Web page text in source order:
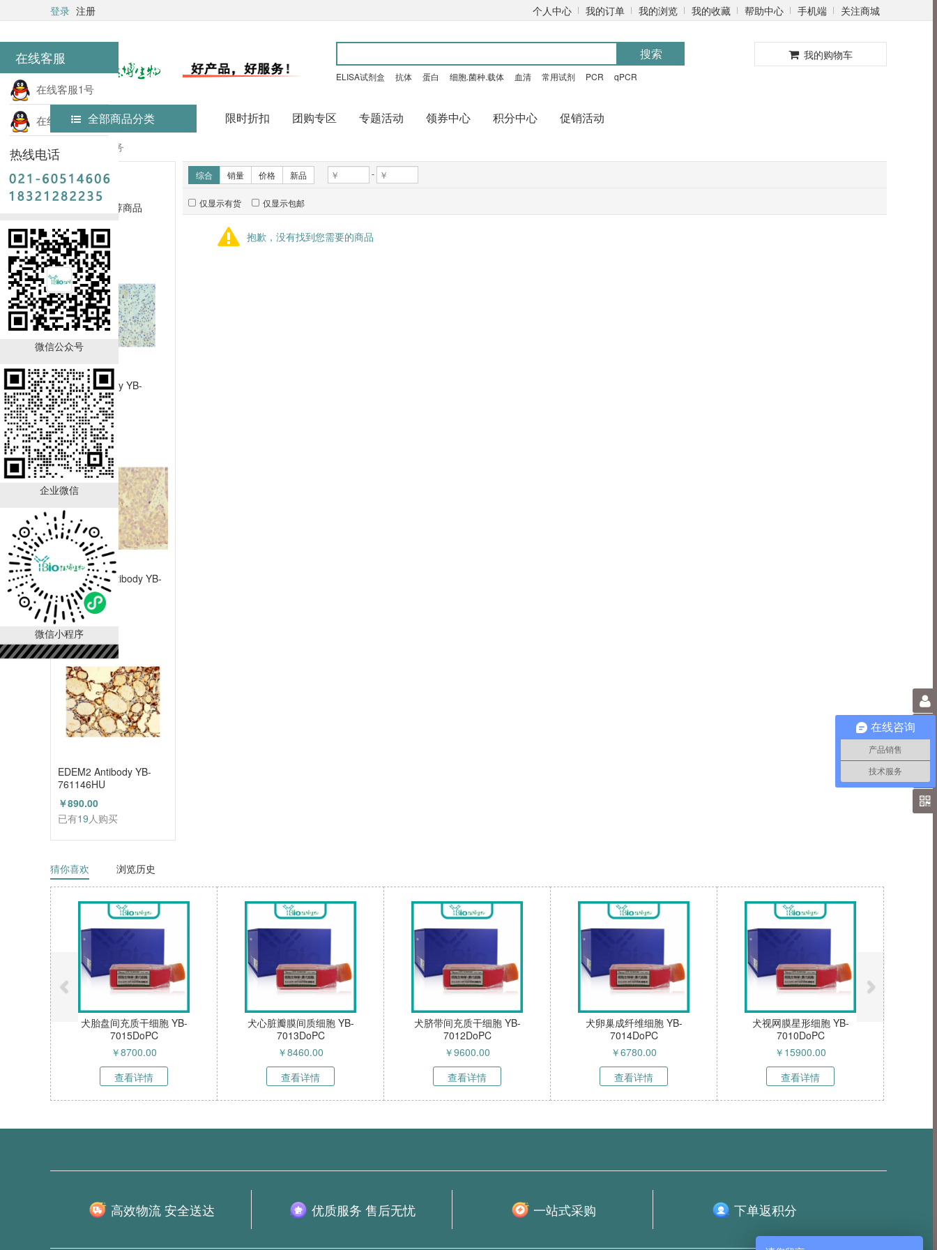
在线客服
在线客服1号
在线客服2号
热线电话
微信公众号
企业微信
微信小程序
登录 注册 个人中心 我的订单 我的浏览 我的收藏 帮助中心 手机端 关注商城
搜索
ELISA试剂盒 抗体 蛋白 细胞.菌种.载体 血清 常用试剂 PCR qPCR
我的购物车
全部商品分类 限时折扣 团购专区 专题活动 领券中心 积分中心 促销活动
首页
技术服务
新品推荐
暂无推荐商品
销量排行
TFF1 Antibody YB-
723431HU
￥890.00
已有21 人购买
GALNT12 Antibody YB-
714224HU
￥890.00
已有
EDEM2 Antibody YB-
761146HU
￥890.00
已有19人购买
综合 销量 价格 新品 -
仅显示有货 仅显示包邮
抱歉，没有找到您需要的商品
猜你喜欢 浏览历史
犬胎盘间充质干细胞 YB-
7015DoPC
￥8700.00
查看详情
犬心脏瓣膜间质细胞 YB-
7013DoPC
￥8460.00
查看详情
犬脐带间充质干细胞 YB-
7012DoPC
￥9600.00
查看详情
犬卵巢成纤维细胞 YB-
7014DoPC
￥6780.00
查看详情
犬视网膜星形细胞 YB-
7010DoPC
￥ 15900.00
查看详情
高效物流 安全送达 优质服务 售后无忧 一站式采购 下单返积分
在线咨询
产品销售
技术服务